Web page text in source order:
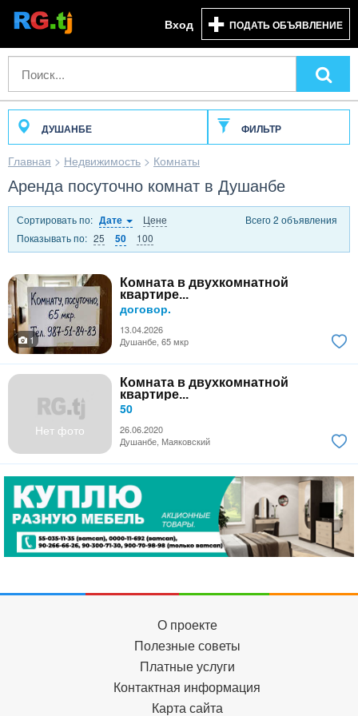
Вход ПОДАТЬ ОБЪЯВЛЕНИЕ
ДУШАНБЕ ФИЛЬТР
Главная > Недвижимость > Комнаты
Аренда посуточно комнат в Душанбе
Сортировать по: Дате
Цене
Показывать по: 25 50 100
Всего 2 объявления
Комната в двухкомнатной
квартире...
договор.
13.04.2026
1
Душанбе, 65 мкр
Нет фото
Комната в двухкомнатной
квартире...
50
26.06.2020
Душанбе, Маяковский
О проекте
Полезные советы
Платные услуги
Контактная информация
Карта сайта